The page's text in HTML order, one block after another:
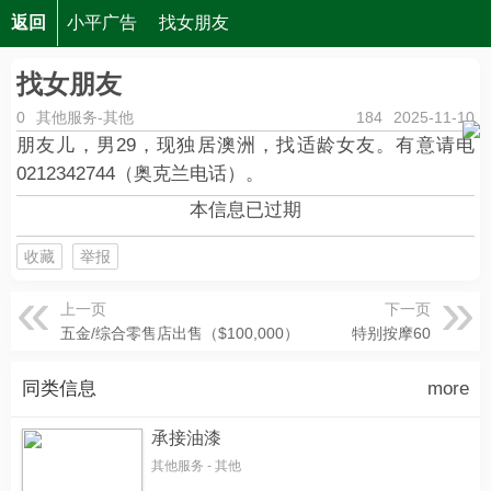
返回 小平广告 找女朋友
找女朋友
0 其他服务-其他 184 2025-11-10
朋友儿，男29，现独居澳洲，找适龄女友。有意请电
0212342744（奥克兰电话）。
本信息已过期
收藏 举报
上一页
五金/综合零售店出售（$100,000）
下一页
特别按摩60
同类信息 more
承接油漆
其他服务 - 其他